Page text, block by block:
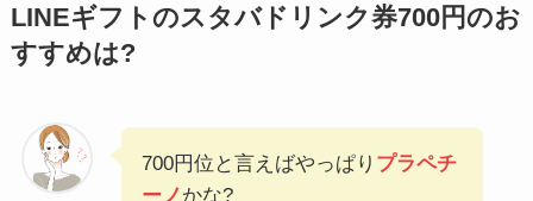
LINEギフトのスタバドリンク券700円のお
すすめは?
700円位と言えばやっぱり プラペチ
ーノかな?